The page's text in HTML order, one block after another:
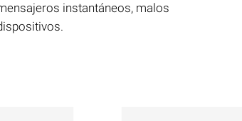
instantáneos, malos